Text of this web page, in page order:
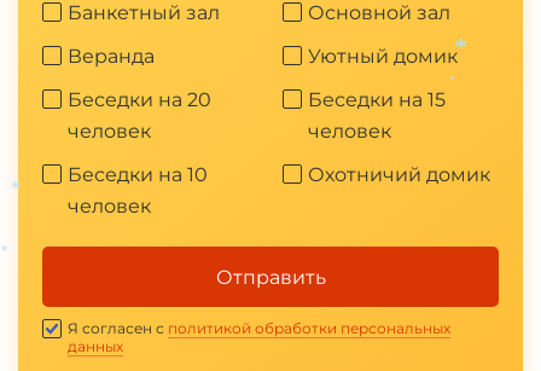
Банкетный зал
Основной зал
Веранда
Уютный домик
Беседки на 20
человек
Беседки на 15
человек
Беседки на 10
человек
Охотничий домик
Отправить
Я согласен с политикой обработки персональных
данных